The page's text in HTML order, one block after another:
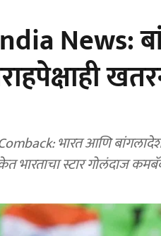
News:
भारत आणि बांगलादेश
भारताचा स्टार गोलंदाज